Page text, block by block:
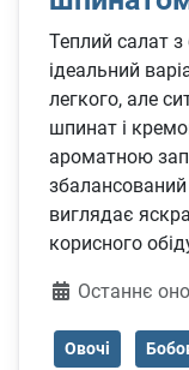
Теплий салат
ідеальний
легкого, але
шпинат і
ароматною
виглядає
корисного
ДеталіОстаннє
Овочі